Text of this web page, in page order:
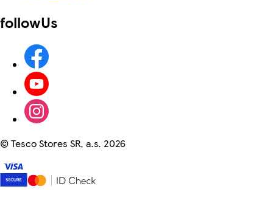
followUs
©Tesco Stores SR, a.s. 2026